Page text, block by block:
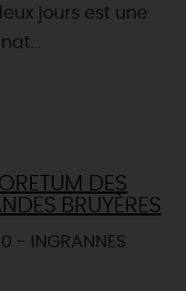
jours est une
DES
BRUYÈRES
- INGRANNES